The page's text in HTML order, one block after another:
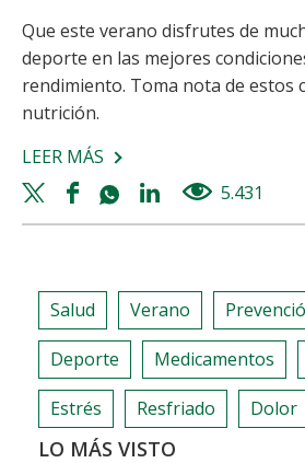
Que este verano disfrutes de
deporte en las mejores
rendimiento. Toma nota de estos
nutrición.
LEER MÁS SOBRE
DEPORTE,
NUTRICIÓN
LO
QUE
DEBES
SABER
Twitter
share
Facebook
share
Whatsapp
share
Linkedin
share
5.431
Salud Verano
Deporte Medicamentos
Estrés Resfriado Dolor
LO MÁS VISTO